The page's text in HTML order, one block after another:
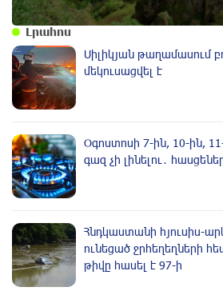
Լրահոս
Սիլիկյան թաղամասում
մեկուսացվել է
Օգոստոսի 7-ին, 10-ին,
գազ չի լինելու․
Հնդկաստանի հյուսիս-
ունեցած ջրհեղեղների
թիվը հասել է 97-ի